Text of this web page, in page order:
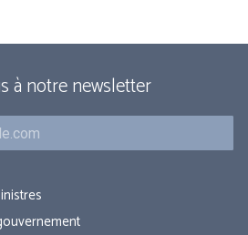
à notre newsletter